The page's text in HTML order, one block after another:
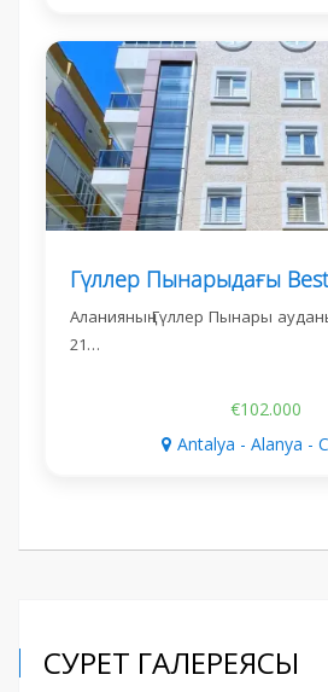
Аланияның Гүллер Пынары
21…
€102.000
Antalya - Alanya -
СУРЕТ ГАЛЕРЕЯСЫ